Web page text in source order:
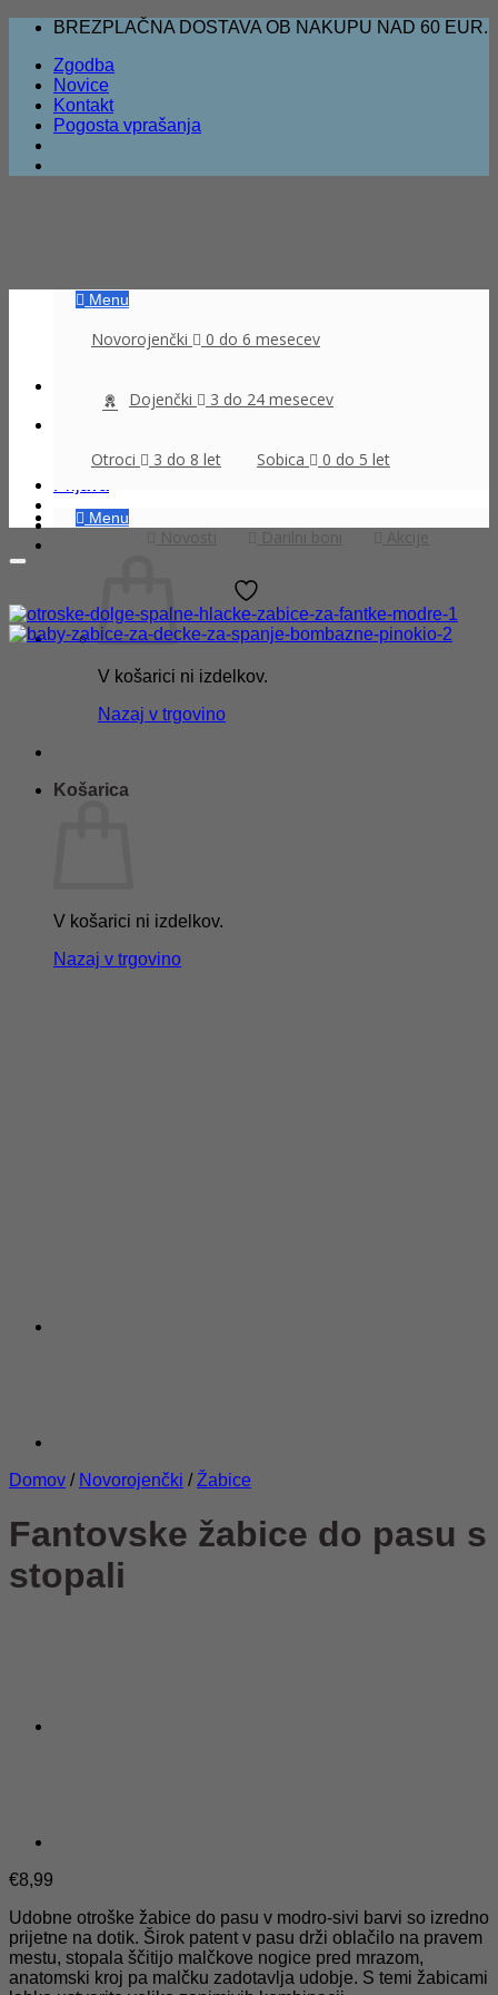
Skoči
vsebino
BREZPLAČNA DOSTAVA OB NAKUPU NAD 60 EUR.
Zgodba
Novice
Kontakt
Pogosta vprašanja
V košarici ni izdelkov.
Nazaj v trgovino
Košarica
V košarici ni izdelkov.
Nazaj v trgovino
Menu
Novorojenčki 0 do 6 mesecev
Dojenčki 3 do 24 mesecev
Otroci 3 do 8 let Sobica 0 do 5 let
Menu
Domov / Novorojenčki / Žabice
Fantovske žabice do pasu s
stopali
€8,99
Udobne otroške žabice do pasu v modro-sivi barvi so izredno
prijetne na dotik. Širok patent v pasu drži oblačilo na pravem
mestu, stopala ščitijo malčkove nogice pred mrazom,
anatomski kroj pa malčku zadotavlja udobje. S temi žabicami